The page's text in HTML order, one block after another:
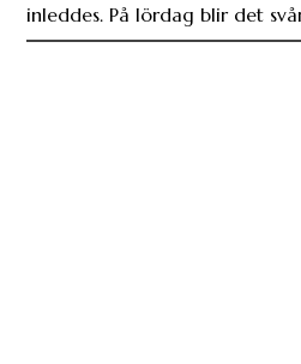
inleddes. På lördag blir det